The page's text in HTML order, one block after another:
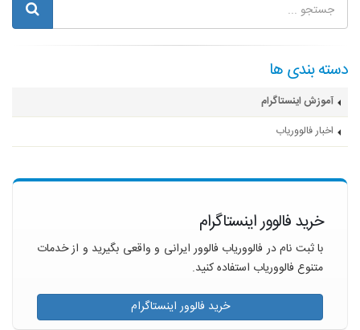
دسته بندی ها
آموزش اینستاگرام
اخبار فالووریاب
خرید فالوور اینستاگرام
با ثبت نام در فالووریاب فالوور ایرانی و واقعی بگیرید و از خدمات
متنوع فالووریاب استفاده کنید.
خرید فالوور اینستاگرام